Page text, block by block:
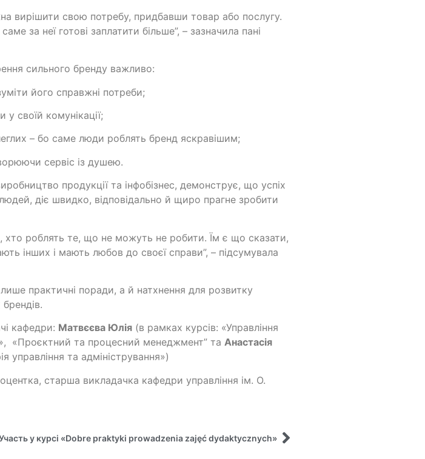
вирішити свою потребу, придбавши товар або послугу.
за неї готові заплатити більше”, – зазначила пані
сильного бренду важливо:
його справжні потреби;
своїй комунікації;
– бо саме люди роблять бренд яскравішим;
сервіс із душею.
продукції та інфобізнес, демонструє, що успіх
діє швидко, відповідально й щиро прагне зробити
хто роблять те, що не можуть не робити. Їм є що сказати,
інших і мають любов до своєї справи”, – підсумувала
практичні поради, а й натхнення для розвитку
кафедри: Матвєєва Юлія (в рамках курсів: «Управління
«Проєктний та процесний менеджмент” таАнастасія
управління та адміністрування»)
старша викладачка кафедри управління ім. О.
у курсі «Dobre praktyki prowadzenia zajęć dydaktycznych»